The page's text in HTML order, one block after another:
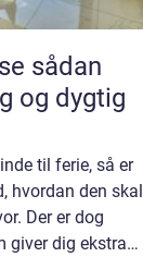
og dygtig
til ferie, så er
hvordan den skal
Der er dog
giver dig ekstra